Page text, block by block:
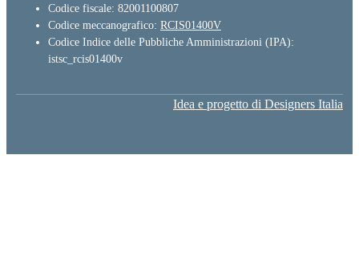
Codice fiscale: 82001100807
Codice meccanografico: RCIS01400V
Codice Indice delle Pubbliche Amministrazioni (IPA):
istsc_rcis01400v
Idea e progetto di Designers Italia